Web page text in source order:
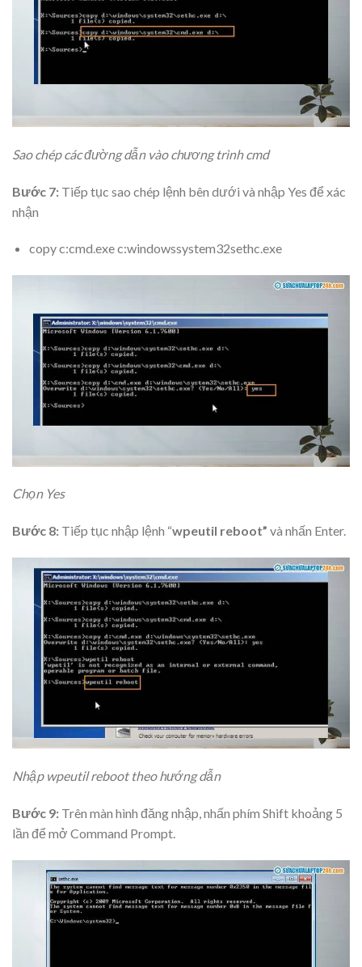
Sao chép các đường dẫn vào chương trình cmd
Bước 7: Tiếp tục sao chép lệnh bên dưới và nhập Yes để xác
nhận
copy c:cmd.exe c:windowssystem32sethc.exe
Chọn Yes
Bước 8: Tiếp tục nhập lệnh “wpeutil reboot” và nhấn Enter.
Nhập wpeutil reboot theo hướng dẫn
Bước 9: Trên màn hình đăng nhập, nhấn phím Shift khoảng 5
lần để mở Command Prompt.